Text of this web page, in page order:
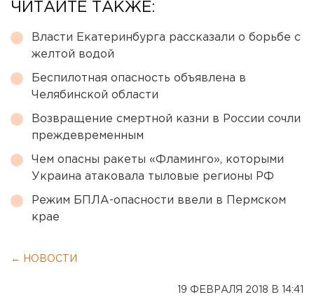
ЧИТАЙТЕ ТАКЖЕ:
Власти Екатеринбурга рассказали о борьбе с
желтой водой
Беспилотная опасность объявлена в
Челябинской области
Возвращение смертной казни в России сочли
преждевременным
Чем опасны ракеты «Фламинго», которыми
Украина атаковала тыловые регионы РФ
Режим БПЛА-опасности ввели в Пермском
крае
← НОВОСТИ
19 ФЕВРАЛЯ 2018 В 14:41